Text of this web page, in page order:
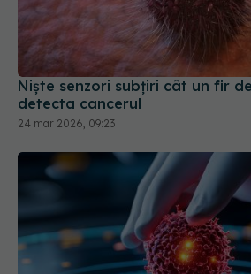
Niște senzori subţiri cât un fir
detecta cancerul
24 mar 2026, 09:23